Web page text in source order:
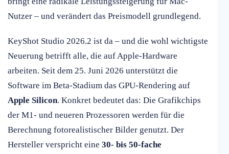
Nutzer – und verändert das Preismodell grundlegend.
KeyShot Studio 2026.2 ist da – und die wohl wichtigste
Neuerung betrifft alle, die auf Apple-Hardware
arbeiten. Seit dem 25. Juni 2026 unterstützt die
Software im Beta-Stadium das GPU-Rendering auf
Apple Silicon. Konkret bedeutet das: Die Grafikchips
der M1- und neueren Prozessoren werden für die
Berechnung fotorealistischer Bilder genutzt. Der
Hersteller verspricht eine 30- bis 50-fache